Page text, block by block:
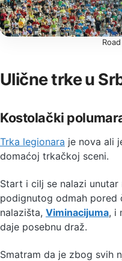
Ulične trke u
Kostolački
Trka legionara je nova ali
domaćoj trkačkoj sceni.
Start i cilj se nalazi unutar
podignutog odmah pored
nalazišta, Viminacijuma, i
daje posebnu draž.
Smatram da je zbog svih